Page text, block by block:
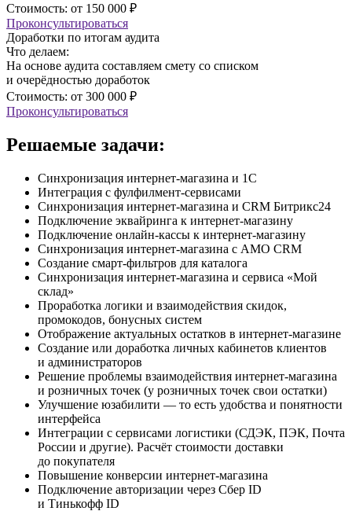
Стоимость: от 150 000 ₽
Проконсультироваться
Доработки по итогам аудита
Что делаем:
На основе аудита составляем смету со списком
и очерёдностью доработок
Стоимость: от 300 000 ₽
Проконсультироваться
Решаемые задачи:
Синхронизация интернет-магазина и 1C
Интеграция с фулфилмент-сервисами
Синхронизация интернет-магазина и CRM Битрикс24
Подключение эквайринга к интернет-магазину
Подключение онлайн-кассы к интернет-магазину
Синхронизация интернет-магазина с AMO CRM
Создание смарт-фильтров для каталога
Синхронизация интернет-магазина и сервиса «Мой
склад»
Проработка логики и взаимодействия скидок,
промокодов, бонусных систем
Отображение актуальных остатков в интернет-магазине
Создание или доработка личных кабинетов клиентов
и администраторов
Решение проблемы взаимодействия интернет-магазина
и розничных точек (у розничных точек свои остатки)
Улучшение юзабилити — то есть удобства и понятности
интерфейса
Интеграции с сервисами логистики (СДЭК, ПЭК, Почта
России и другие). Расчёт стоимости доставки
до покупателя
Повышение конверсии интернет-магазина
Подключение авторизации через Сбер ID
и Тинькофф ID